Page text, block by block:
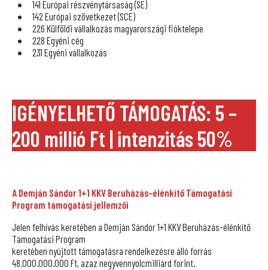
141 Európai részvénytársaság (SE)
142 Európai szövetkezet (SCE)
226 Külföldi vállalkozás magyarországi fióktelepe
228 Egyéni cég
231 Egyéni vállalkozás
IGÉNYELHETŐ TÁMOGATÁS: 5 –
200 millió Ft | intenzitás 50%
A Demján Sándor 1+1 KKV Beruházás-élénkítő Támogatási
Program támogatási jellemzői
Jelen felhívás keretében a Demján Sándor 1+1 KKV Beruházás-élénkítő
Támogatási Program
keretében nyújtott támogatásra rendelkezésre álló forrás
48.000.000.000 Ft, azaz negyvennyolcmilliárd forint.